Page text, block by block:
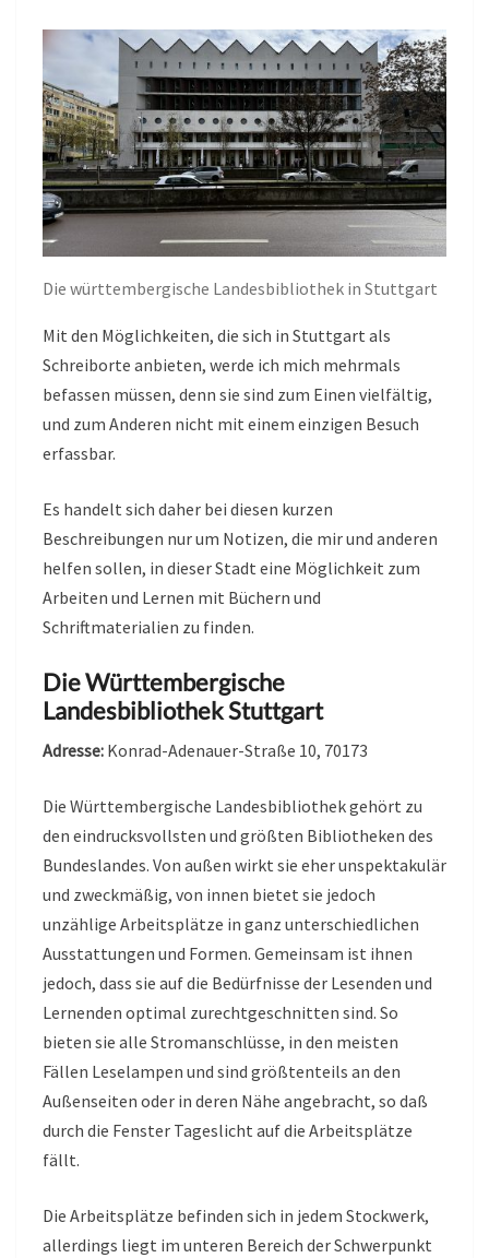
Die württembergische Landesbibliothek in Stuttgart
Mit den Möglichkeiten, die sich in Stuttgart als
Schreiborte anbieten, werde ich mich mehrmals
befassen müssen, denn sie sind zum Einen vielfältig,
und zum Anderen nicht mit einem einzigen Besuch
erfassbar.
Es handelt sich daher bei diesen kurzen
Beschreibungen nur um Notizen, die mir und anderen
helfen sollen, in dieser Stadt eine Möglichkeit zum
Arbeiten und Lernen mit Büchern und
Schriftmaterialien zu finden.
Die Württembergische
Landesbibliothek Stuttgart
Adresse: Konrad-Adenauer-Straße 10, 70173
Die Württembergische Landesbibliothek gehört zu
den eindrucksvollsten und größten Bibliotheken des
Bundeslandes. Von außen wirkt sie eher unspektakulär
und zweckmäßig, von innen bietet sie jedoch
unzählige Arbeitsplätze in ganz unterschiedlichen
Ausstattungen und Formen. Gemeinsam ist ihnen
jedoch, dass sie auf die Bedürfnisse der Lesenden und
Lernenden optimal zurechtgeschnitten sind. So
bieten sie alle Stromanschlüsse, in den meisten
Fällen Leselampen und sind größtenteils an den
Außenseiten oder in deren Nähe angebracht, so daß
durch die Fenster Tageslicht auf die Arbeitsplätze
fällt.
Die Arbeitsplätze befinden sich in jedem Stockwerk,
allerdings liegt im unteren Bereich der Schwerpunkt